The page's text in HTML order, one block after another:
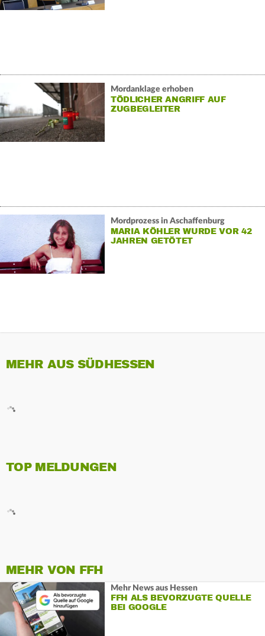
Mordanklage erhoben
TÖDLICHER ANGRIFF AUF
ZUGBEGLEITER
Mordprozess in Aschaffenburg
MARIA KÖHLER WURDE VOR 42
JAHREN GETÖTET
MEHR AUS SÜDHESSEN
TOP MELDUNGEN
MEHR VON FFH
Mehr News aus Hessen
FFH ALS BEVORZUGTE QUELLE
BEI GOOGLE